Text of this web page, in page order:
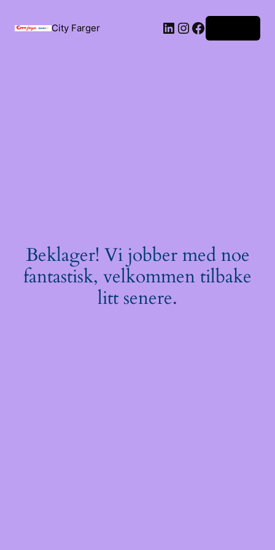
City Farger
Beklager! Vi jobber med noe
fantastisk, velkommen tilbake
litt senere.